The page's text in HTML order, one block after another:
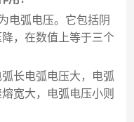
电弧电压。它包括阴
，在数值上等于三个
长电弧电压大，电弧
宽大，电弧电压小则